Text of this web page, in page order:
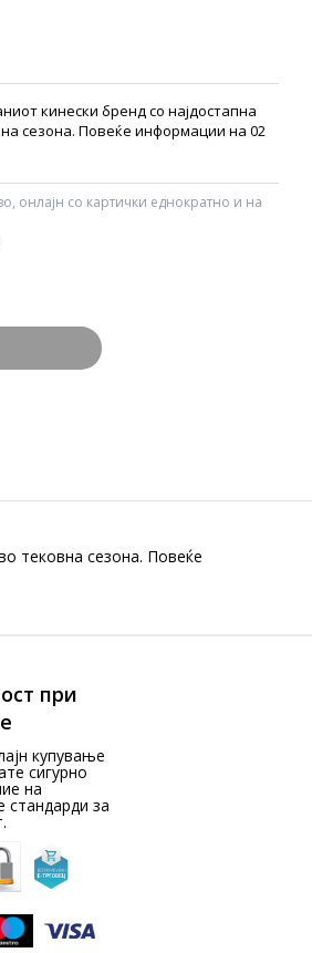
кинески бренд со најдостапна
сезона. Повеќе информации на 02
онлајн со картички еднократно и на
тековна сезона. Повеќе
при
купување
сигурно
на
стандарди за